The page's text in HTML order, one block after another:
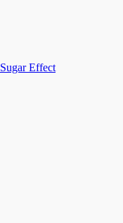
Effect